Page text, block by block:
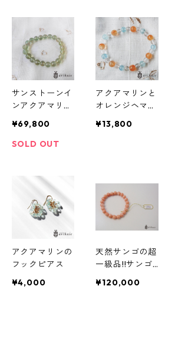
サンストーンイ
ンアクアマリン
(9mm)
¥69,800
SOLD OUT
アクアマリンと
オレンジヘマタ
ット
¥13,800
アクアマリンの
フックピアス
¥4,000
天然サンゴの超
一級品!!サンゴ
¥120,000